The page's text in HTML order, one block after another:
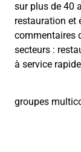
sur plus de 40
restauration et
commentaires
secteurs :
à service
groupes